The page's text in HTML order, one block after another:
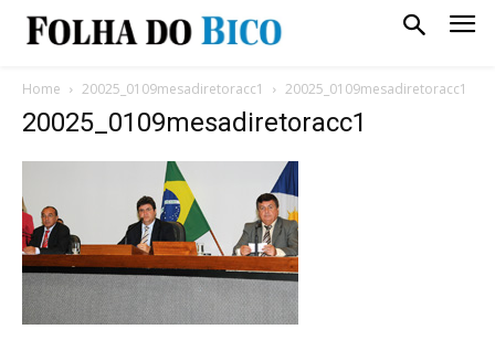
Home 20025_0109mesadiretoracc1 20025_0109mesadiretoracc1
20025_0109mesadiretoracc1